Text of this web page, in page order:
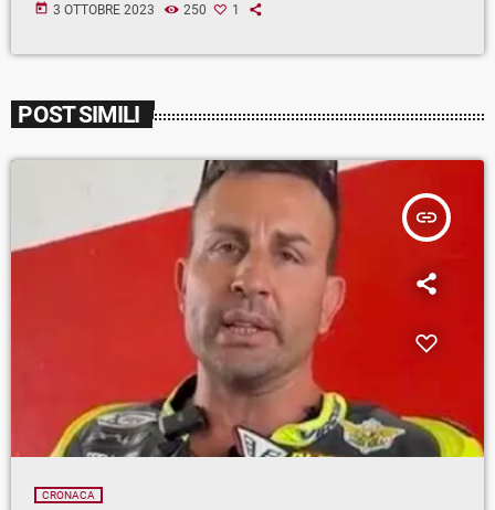
today 3 OTTOBRE 2023 250 1
POST SIMILI
insert_link
CRONACA